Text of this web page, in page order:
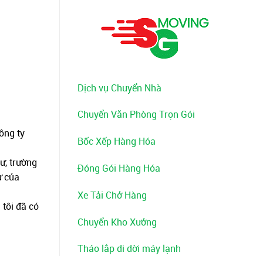
ty
trường
của
tôi đã có
Dịch vụ Chuyển Nhà
Chuyển Văn Phòng Trọn Gói
Bốc Xếp Hàng Hóa
Đóng Gói Hàng Hóa
Xe Tải Chở Hàng
Chuyển Kho Xưởng
Tháo lắp di dời máy lạnh